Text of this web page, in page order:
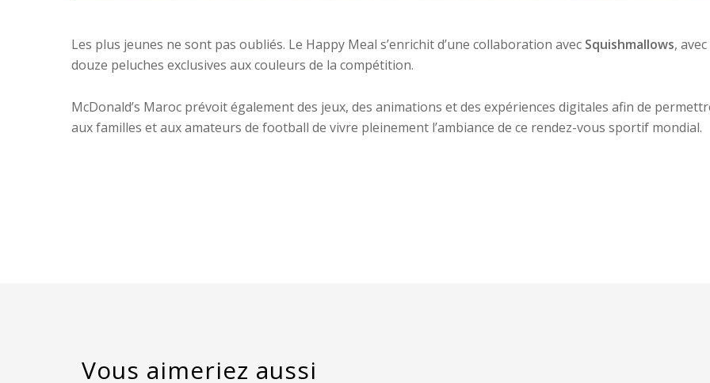
Les plus jeunes ne sont pas oubliés. Le Happy Meal s’enrichit d’une collaboration avec Squishmallows, avec
douze peluches exclusives aux couleurs de la compétition.
McDonald’s Maroc prévoit également des jeux, des animations et des expériences digitales afin de
aux familles et aux amateurs de football de vivre pleinement l’ambiance de ce rendez-vous sportif mondial.